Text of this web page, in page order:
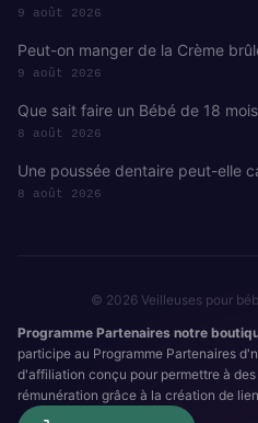
9 août 2026
Peut-on manger de la Crème
9 août 2026
Que sait faire un Bébé de 18
8 août 2026
Une poussée dentaire peut-elle
8 août 2026
© 2026 Veilleuses pour
Programme Partenaires notre
participe au Programme Partenaires
d'affiliation conçu pour permettre à
rémunération grâce à la création de